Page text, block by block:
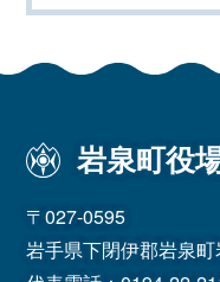
岩泉町役
〒027-0595
岩手県下閉伊郡岩泉